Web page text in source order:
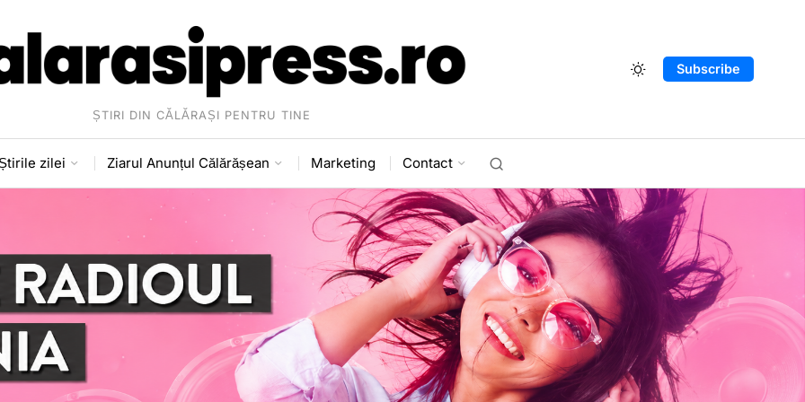
ȘTIRI DIN CĂLĂRAȘI PENTRU TINE
Subscribe
zilei Ziarul Anunțul Călărășean Marketing Contact